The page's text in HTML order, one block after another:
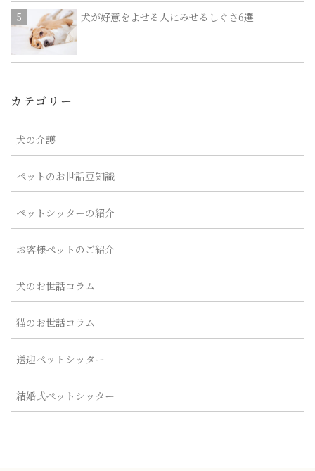
犬が好意をよせる人にみせるしぐさ6選
カテゴリー
犬の介護
ペットのお世話豆知識
ペットシッターの紹介
お客様ペットのご紹介
犬のお世話コラム
猫のお世話コラム
送迎ペットシッター
結婚式ペットシッター